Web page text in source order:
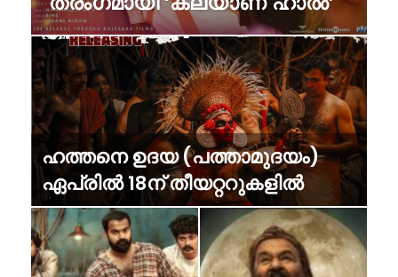
ഹത്തനെ ഉദയ (പത്താമുദയം)
ഏപ്രിൽ 18ന് തീയറ്ററുകളിൽ